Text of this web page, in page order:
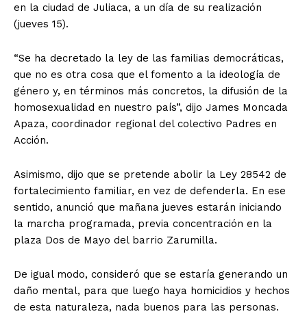
en la ciudad de Juliaca, a un día de su realización
(jueves 15).
“Se ha decretado la ley de las familias democráticas,
que no es otra cosa que el fomento a la ideología de
género y, en términos más concretos, la difusión de la
homosexualidad en nuestro país”, dijo James Moncada
Apaza, coordinador regional del colectivo Padres en
Acción.
Asimismo, dijo que se pretende abolir la Ley 28542 de
fortalecimiento familiar, en vez de defenderla. En ese
sentido, anunció que mañana jueves estarán iniciando
la marcha programada, previa concentración en la
plaza Dos de Mayo del barrio Zarumilla.
De igual modo, consideró que se estaría generando un
daño mental, para que luego haya homicidios y hechos
de esta naturaleza, nada buenos para las personas.